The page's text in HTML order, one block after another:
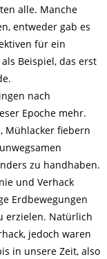
alle. Manche
entweder gab es
für ein
Beispiel, das erst
nach
Epoche mehr.
Mühlacker fiebern
zu handhaben.
und Verhack
Erdbewegungen
erzielen. Natürlich
jedoch waren
in unsere Zeit, also